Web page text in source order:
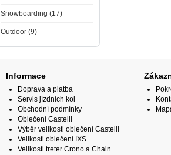
Snowboarding (17)
Outdoor (9)
Informace
Doprava a platba
Servis jízdních kol
Obchodní podmínky
Oblečení Castelli
Výběr velikosti oblečení Castelli
Velikosti oblečení IXS
Velikosti treter Crono a Chain